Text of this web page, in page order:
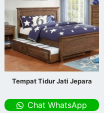
Tempat Tidur Jati Jepara
Chat WhatsApp